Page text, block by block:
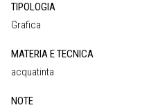
TIPOLOGIA
Grafica
MATERIA E TECNICA
acquatinta
NOTE